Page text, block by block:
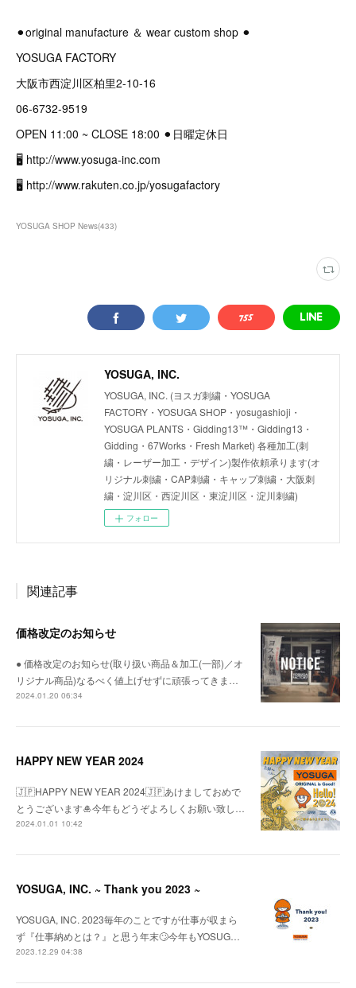
⚫︎original manufacture ＆ wear custom shop ⚫︎
YOSUGA FACTORY
大阪市西淀川区柏里2-10-16
06-6732-9519
OPEN 11:00 ~ CLOSE 18:00 ⚫︎日曜定休日
🖥 http://www.yosuga-inc.com
🖥 http://www.rakuten.co.jp/yosugafactory
YOSUGA SHOP News(433)
YOSUGA, INC.
YOSUGA, INC. (ヨスガ刺繍・YOSUGA
FACTORY・YOSUGA SHOP・yosugashioji・
YOSUGA PLANTS・Gidding13™・Gidding13・
Gidding・67Works・Fresh Market) 各種加工(刺
繍・レーザー加工・デザイン)製作依頼承ります(オ
リジナル刺繍・CAP刺繍・キャップ刺繍・大阪刺
繍・淀川区・西淀川区・東淀川区・淀川刺繍)
フォロー
関連記事
価格改定のお知らせ
● 価格改定のお知らせ(取り扱い商品＆加工(一部)／オ
リジナル商品)なるべく値上げせずに頑張ってきま…
2024.01.20 06:34
HAPPY NEW YEAR 2024
🇯🇵HAPPY NEW YEAR 2024🇯🇵あけましておめで
とうございます🎍今年もどうぞよろしくお願い致し…
2024.01.01 10:42
YOSUGA, INC. ~ Thank you 2023 ~
YOSUGA, INC. 2023毎年のことですが仕事が収まら
ず『仕事納めとは？』と思う年末🙄今年もYOSUG…
2023.12.29 04:38